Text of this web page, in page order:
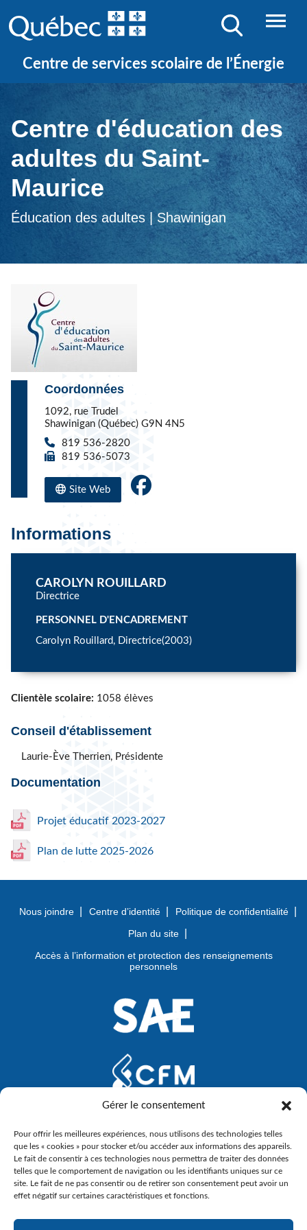
Gérer le consentement
Pour offrir les meilleures expériences, nous utilisons des technologies telles
que les « cookies » pour stocker et/ou accéder aux informations des appareils.
Le fait de consentir à ces technologies nous permettra de traiter des données
telles que le comportement de navigation ou les identifiants uniques sur ce
site. Le fait de ne pas consentir ou de retirer son consentement peut avoir un
effet négatif sur certaines caractéristiques et fonctions.
Centre de services scolaire de l’Énergie
Centre d'éducation des
adultes du Saint-
Maurice
Éducation des adultes | Shawinigan
Coordonnées
1092, rue Trudel
Shawinigan (Québec) G9N 4N5
819 536-2820
819 536-5073
Site Web
Informations
CAROLYN ROUILLARD
Directrice
PERSONNEL D'ENCADREMENT
Carolyn Rouillard, Directrice(2003)
Clientèle scolaire: 1058 élèves
Conseil d'établissement
Laurie-Ève Therrien, Présidente
Documentation
Projet éducatif 2023-2027
Plan de lutte 2025-2026
Nous joindre Centre d’identité
Politique de confidentialité
Plan du site
Accès à l’information et protection des renseignements
personnels